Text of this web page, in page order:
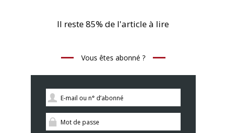
Il reste 85% de l'article à lire
Vous êtes abonné ?